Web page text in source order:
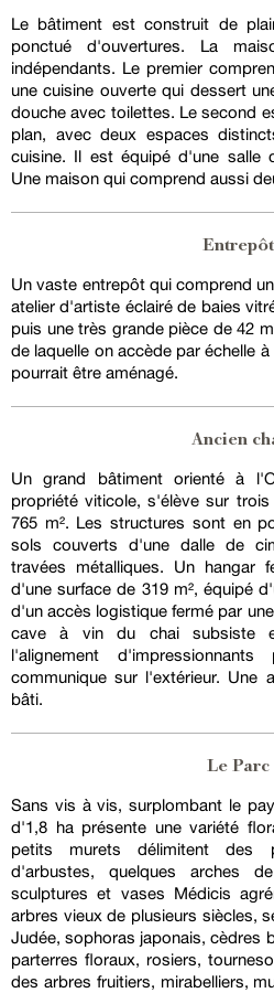
Le bâtiment est construit de
ponctué d'ouvertures. La
indépendants. Le premier
une cuisine ouverte qui dessert
douche avec toilettes. Le second
plan, avec deux espaces
cuisine. Il est équipé d'une salle
Une maison qui comprend aussi
Entrepôt
Un vaste entrepôt qui comprend
atelier d'artiste éclairé de baies
puis une très grande pièce de 42
de laquelle on accède par échelle
pourrait être aménagé.
Ancien
Un grand bâtiment orienté à
propriété viticole, s'élève sur
765 m². Les structures sont en
sols couverts d'une dalle de
travées métalliques. Un hangar
d'une surface de 319 m², équipé
d'un accès logistique fermé par
cave à vin du chai subsiste
l'alignement
communique sur l'extérieur. Une
bâti.
Le Parc
Sans vis à vis, surplombant le
d'1,8 ha présente une variété
petits murets délimitent des
d'arbustes, quelques arches
sculptures et vases Médicis
arbres vieux de plusieurs siècles,
Judée, sophoras japonais, cèdres
parterres floraux, rosiers,
des arbres fruitiers, mirabelliers,